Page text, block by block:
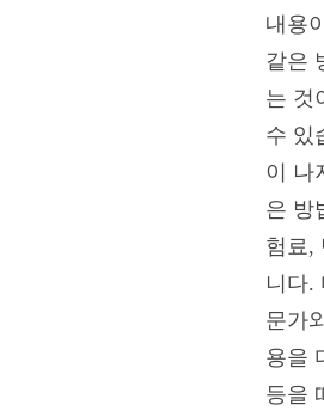
내용
같은
는 것
수 있
이 나
은 방
험료,
니다.
문가
용을
등을